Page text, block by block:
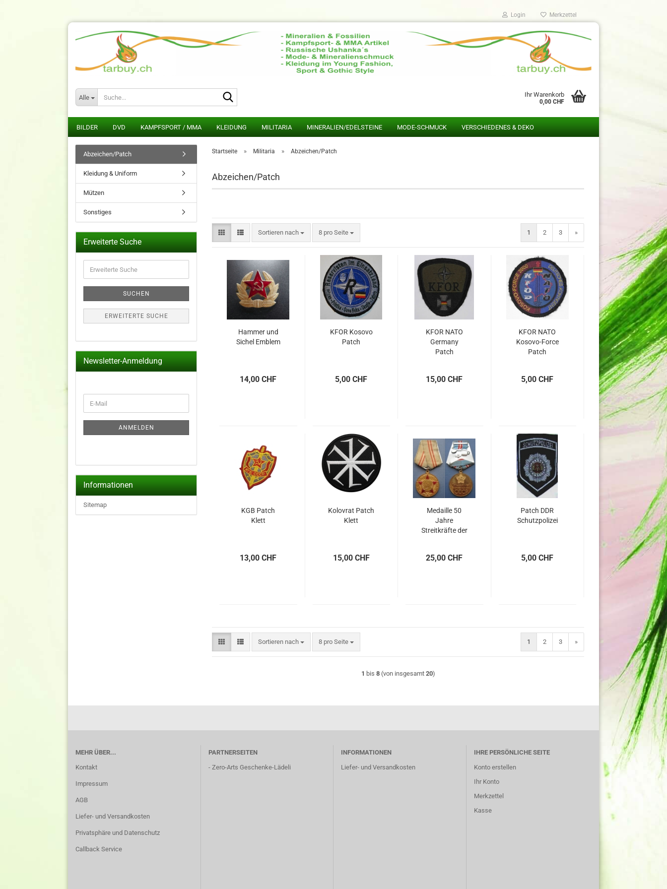
Login Merkzettel
Alle Ihr Warenkorb
0,00 CHF
BILDER DVD KAMPFSPORT / MMA KLEIDUNG MILITARIA MINERALIEN/EDELSTEINE MODE-SCHMUCK VERSCHIEDENES & DEKO
Startseite » Militaria » Abzeichen/Patch
Abzeichen/Patch
Sortieren nach
Sortieren nach 8 pro Seite
pro Seite 1 2 3 »
Hammer und
Sichel Emblem
14,00 CHF
KFOR Kosovo
Patch
5,00 CHF
KFOR NATO
Germany
Patch
15,00 CHF
KFOR NATO
Kosovo-Force
Patch
5,00 CHF
KGB Patch
Klett
13,00 CHF
Kolovrat Patch
Klett
15,00 CHF
Medaille 50
Jahre
Streitkräfte der
25,00 CHF
Patch DDR
Schutzpolizei
5,00 CHF
Sortieren nach
Sortieren nach 8 pro Seite
pro Seite 1 2 3 »
1 bis 8(von insgesamt 20)
Abzeichen/Patch
Kleidung & Uniform
Mützen
Sonstiges
Erweiterte Suche
Suche
SUCHEN
ERWEITERTE SUCHE
Newsletter-Anmeldung
ZUR
ANMELDUNG
E-
Mail
ANMELDEN
Informationen
Sitemap
MEHR ÜBER...
Kontakt
Impressum
AGB
Liefer- und Versandkosten
Privatsphäre und Datenschutz
Callback Service
PARTNERSEITEN
- Zero-Arts Geschenke-Lädeli
INFORMATIONEN
Liefer- und Versandkosten
IHRE PERSÖNLICHE SEITE
Konto erstellen
Ihr Konto
Merkzettel
Kasse